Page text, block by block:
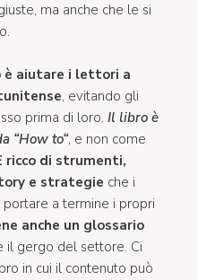
ma anche che le si
aiutare i lettori a
, evitando gli
prima di loro. Il libro è
“How to“, e non come
ricco di strumenti,
e strategie che i
a termine i propri
anche un glossario
il gergo del settore. Ci
in cui il contenuto può